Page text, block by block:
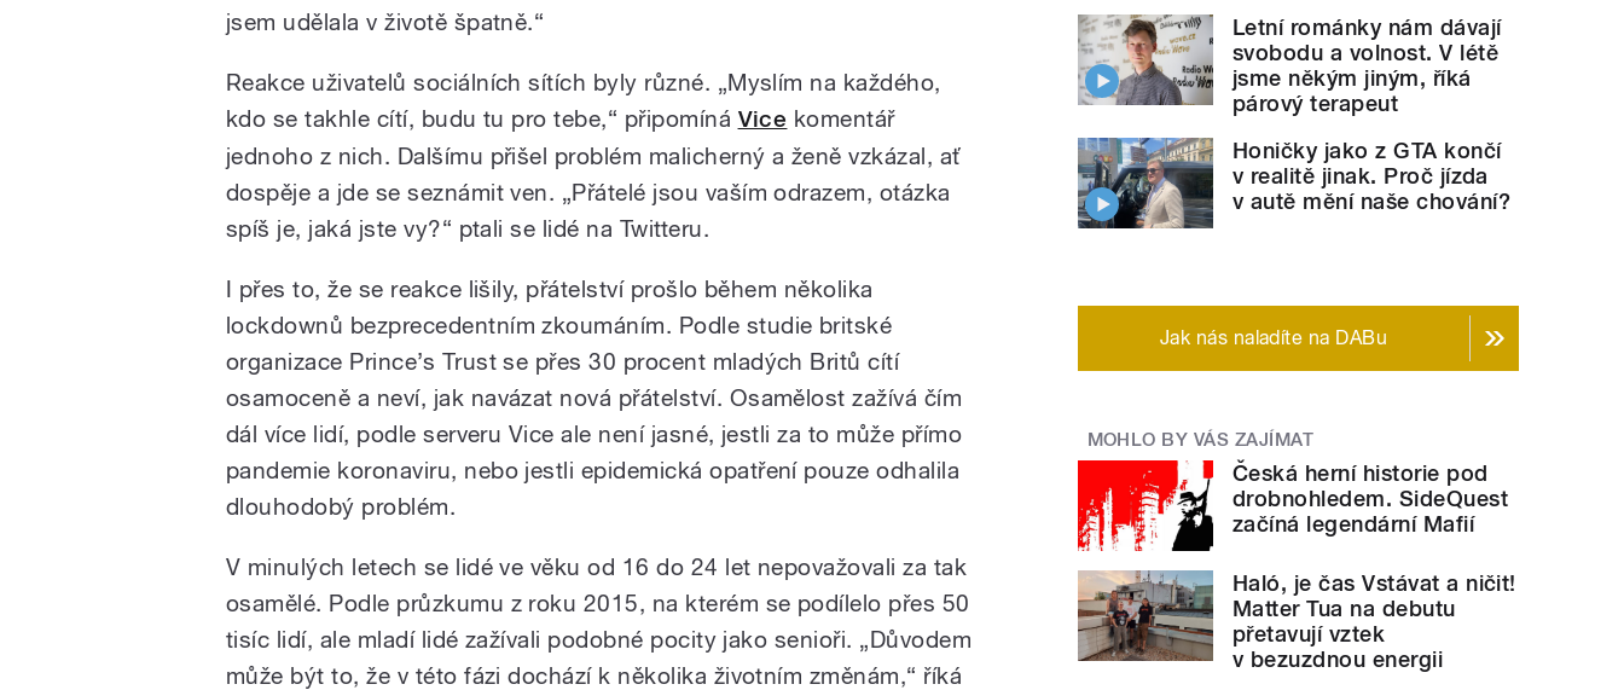
jsem udělala v životě špatně.“
Reakce uživatelů sociálních sítích byly různé. „Myslím na každého,
kdo se takhle cítí, budu tu pro tebe,“ připomíná Vice komentář
jednoho z nich. Dalšímu přišel problém malicherný a ženě vzkázal, ať
dospěje a jde se seznámit ven. „Přátelé jsou vaším odrazem, otázka
spíš je, jaká jste vy?“ ptali se lidé na Twitteru.
I přes to, že se reakce lišily, přátelství prošlo během několika
lockdownů bezprecedentním zkoumáním. Podle studie britské
organizace Prince’s Trust se přes 30 procent mladých Britů cítí
osamoceně a neví, jak navázat nová přátelství. Osamělost zažívá čím
dál více lidí, podle serveru Vice ale není jasné, jestli za to může přímo
pandemie koronaviru, nebo jestli epidemická opatření pouze odhalila
dlouhodobý problém.
V minulých letech se lidé ve věku od 16 do 24 let nepovažovali za tak
osamělé. Podle průzkumu z roku 2015, na kterém se podílelo přes 50
tisíc lidí, ale mladí lidé zažívali podobné pocity jako senioři. „Důvodem
může být to, že v této fázi dochází k několika životním změnám,“ říká
Letní románky nám dávají
svobodu a volnost. V létě
jsme někým jiným, říká
párový terapeut
Honičky jako z GTA končí
v realitě jinak. Proč jízda
v autě mění naše chování?
Jak nás naladíte na DABu
MOHLO BY VÁS ZAJÍMAT
Česká herní historie pod
drobnohledem. SideQuest
začíná legendární Mafií
Haló, je čas Vstávat a ničit!
Matter Tua na debutu
přetavují vztek
v bezuzdnou energii